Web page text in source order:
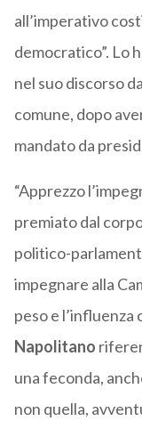
all’imperativo
democratico”. Lo
nel suo discorso
comune, dopo
mandato da
“Apprezzo
premiato dal
politico-
impegnare alla
peso e
Napolitano
una feconda,
non quella,